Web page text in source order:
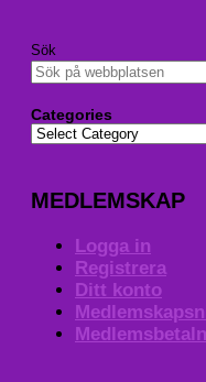
Sök
Categories
MEDLEMSKAP
Logga in
Registrera
Ditt konto